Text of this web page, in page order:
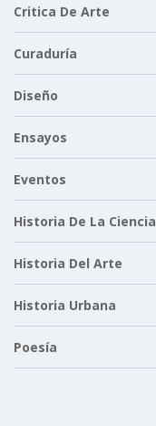
Critica De Arte
Curaduría
Diseño
Ensayos
Eventos
Historia De La Ciencia
Historia Del Arte
Historia Urbana
Poesía